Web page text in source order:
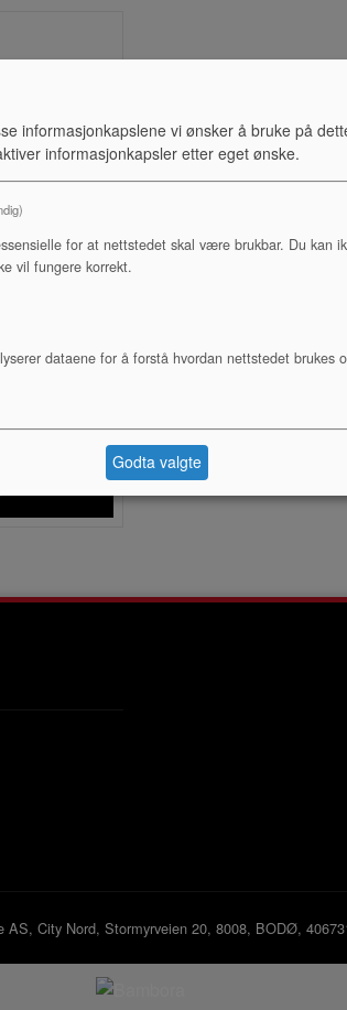
12X5",
AS, City Nord, Stormyrveien 20, 8008, BODØ,
informasjonkapslene vi ønsker å bruke på
informasjonkapsler etter eget ønske.
for at nettstedet skal være brukbar. Du kan
vil fungere korrekt.
dataene for å forstå hvordan nettstedet brukes
Godta valgte